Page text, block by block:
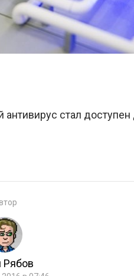
антивирус стал
Рябов